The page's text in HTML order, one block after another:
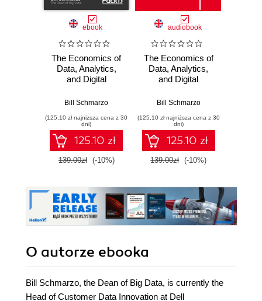
ebook
The Economics of
Data, Analytics,
and Digital
The theorems,
empowerments to
guide your
organization's
digital
transformation
Bill Schmarzo
(125,10 zł najniższa cena z 30
dni)
125.10 zł
139.00zł (-10%)
audiobook
The Economics of
Data, Analytics,
and Digital
(AudioBook). The
and
empowerments to
guide your
organization's
digital
Bill Schmarzo
(125,10 zł najniższa cena z 30
dni)
125.10 zł
139.00zł (-10%)
O autorze ebooka
Bill Schmarzo, the Dean of Big Data, is currently the
Head of Customer Data Innovation at Dell